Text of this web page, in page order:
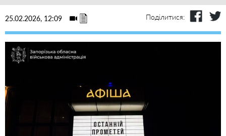
25.02.2026, 12:09 Поділитися: